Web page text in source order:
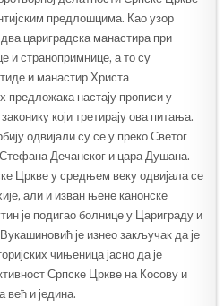
предлошцима. Као узор
цариградска манастира при
и странопримнице, а то су
и манастир Христа
предложака настају прописи у
који третирају ова питања.
одвијали су се у преко Светог
Дечанског и цара Душана.
Цркве у средњем веку одвијала се
али и изван њене канонске
је подигао болнице у Цариграду и
је изнео закључак да је
чињеница јасно да је
Српске Цркве на Косову и
већ и једина.